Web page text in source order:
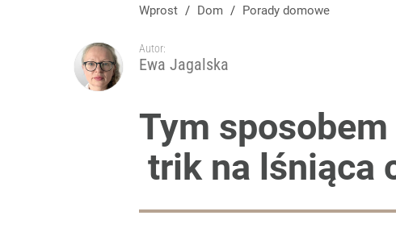
Wprost / Dom / Porady domowe
Autor:
Ewa Jagalska
Tym
trik na lśniąca